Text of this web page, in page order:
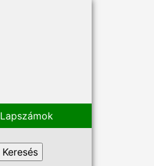
Lapszámok